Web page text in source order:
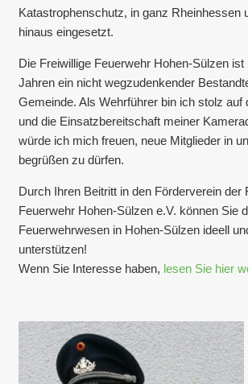
Katastrophenschutz, in ganz Rheinhessen
hinaus eingesetzt.
Die Freiwillige Feuerwehr Hohen-Sülzen
Jahren ein nicht wegzudenkender
Gemeinde. Als Wehrführer bin ich stolz auf
und die Einsatzbereitschaft meiner
würde ich mich freuen, neue Mitglieder in
begrüßen zu dürfen.
Durch Ihren Beitritt in den Förderverein der
Feuerwehr Hohen-Sülzen e.V. können Sie
Feuerwehrwesen in Hohen-Sülzen ideell
unterstützen!
Wenn Sie Interesse haben, lesen Sie hier